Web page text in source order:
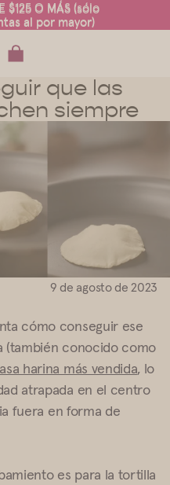
$125 O MÁS (sólo
al por mayor)
$125 O MÁS (sólo
al por mayor)
que las
siempre
9 de agosto de 2023
cómo conseguir ese
(también conocido como
harina más vendida, lo
atrapada en el centro
fuera en forma de
es para la tortilla